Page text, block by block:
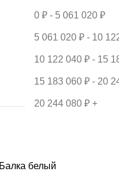
0 ₽- 5 061 020 ₽
5 061 020 ₽- 10
10 122 040 ₽- 15
15 183 060 ₽- 20
20 244 080 ₽+